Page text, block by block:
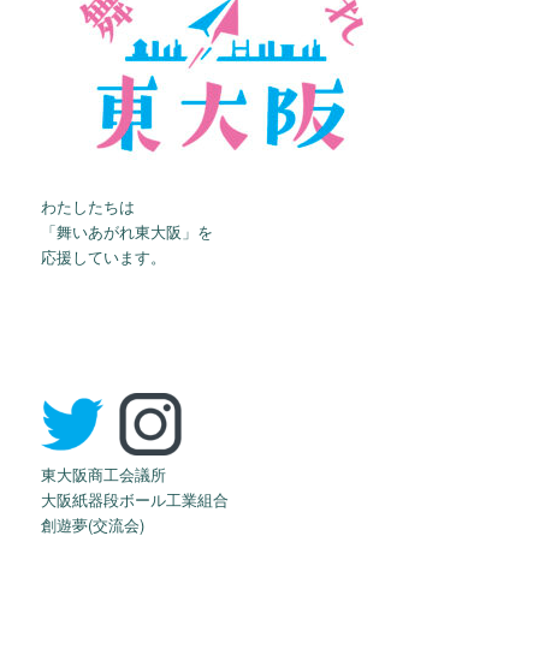
わたしたちは
「舞いあがれ東大阪」を
応援しています。
東大阪商工会議所
大阪紙器段ボール工業組合
創遊夢(交流会)